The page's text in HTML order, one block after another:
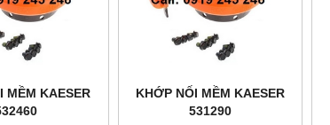
MỀM KAESER
KHỚP NỐI MỀM KAESER
531290